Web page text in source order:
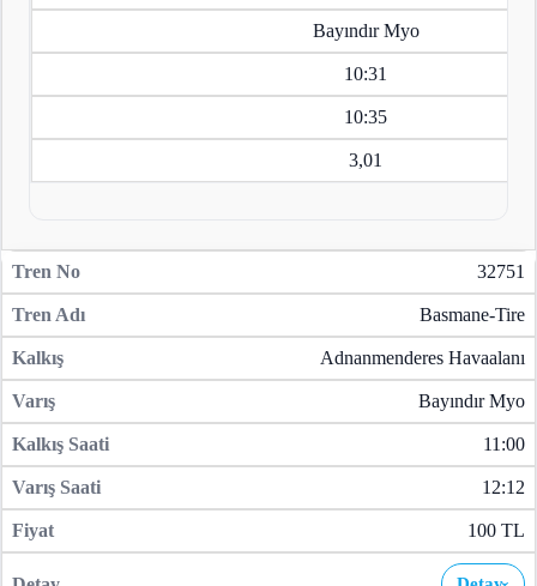
Bayındır Myo
10:31
10:35
3,01
32751
Basmane-Tire
Adnanmenderes Havaalanı
Bayındır Myo
11:00
12:12
100 TL
›